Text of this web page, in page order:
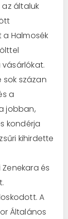
általuk
Halmosék
sok százan
a
jobban,
kondérja
kihirdette
és
A
Általános